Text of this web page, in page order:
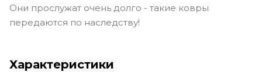
Они прослужат очень долго - такие ковры
передаются по наследству!
Характеристики